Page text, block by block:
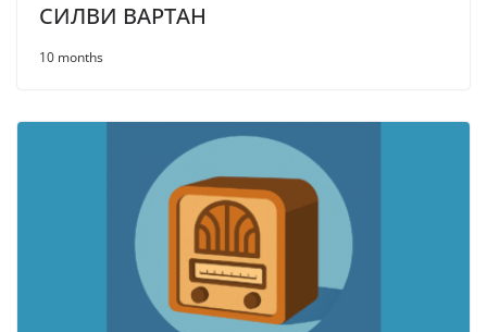
СИЛВИ ВАРТАН
10 months